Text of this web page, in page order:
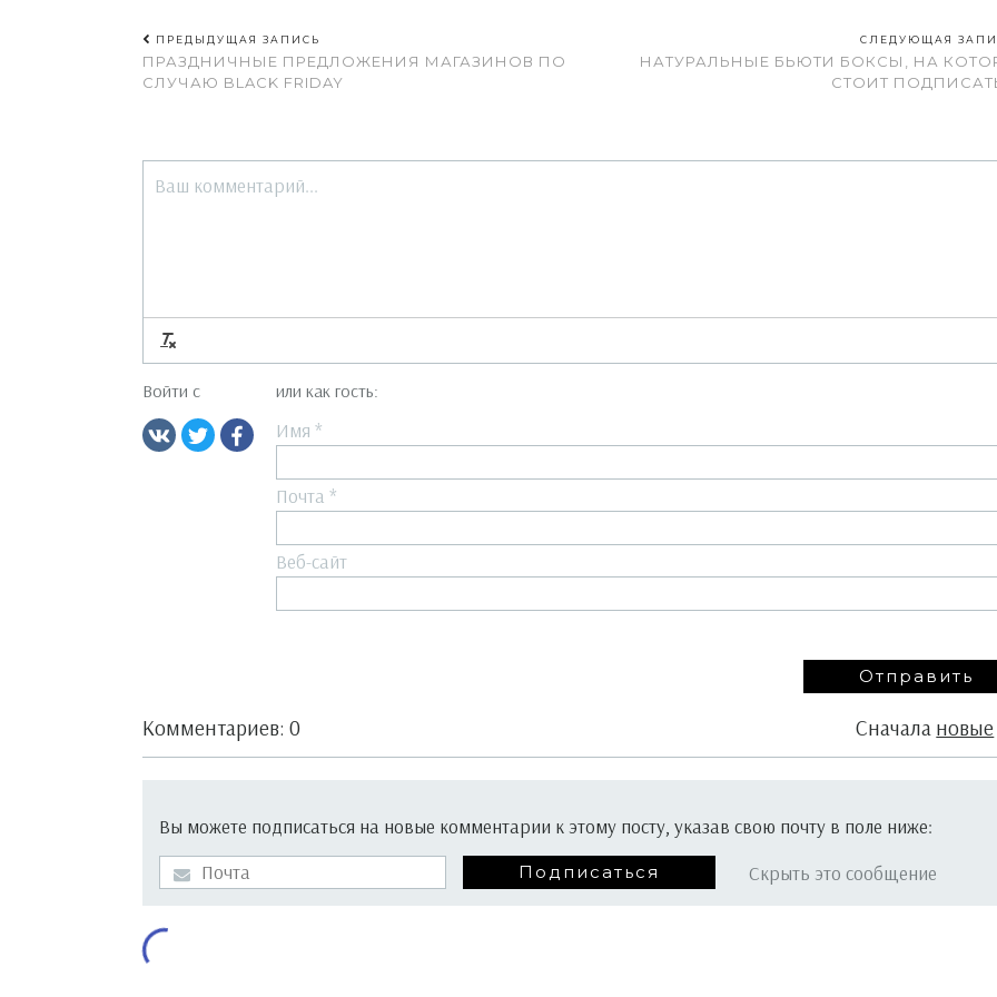
ПРЕДЫДУЩАЯ ЗАПИСЬ
ПРАЗДНИЧНЫЕ ПРЕДЛОЖЕНИЯ МАГАЗИНОВ ПО
СЛУЧАЮ BLACK FRIDAY
СЛЕДУЮЩАЯ
НАТУРАЛЬНЫЕ БЬЮТИ БОКСЫ, НА
СТОИТ
Войти с или как гость:
Имя *
Почта *
Веб-сайт
Комментариев: 0 Сначала новые
Вы можете подписаться на новые комментарии к этому посту, указав свою почту в поле ниже:
Скрыть это сообщение